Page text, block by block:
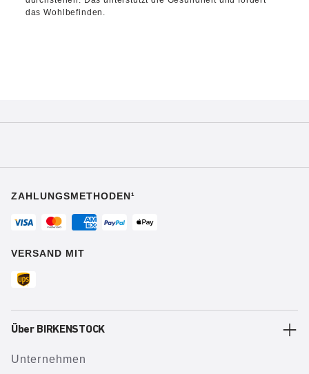
das Wohlbefinden.
ZAHLUNGSMETHODEN¹
VERSAND MIT
Über BIRKENSTOCK
Unternehmen